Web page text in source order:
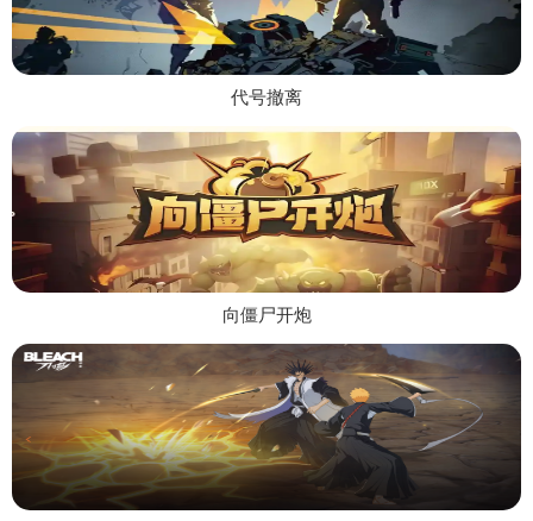
代号撤离
向僵尸开炮